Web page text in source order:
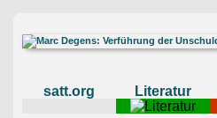
satt.org Literatur